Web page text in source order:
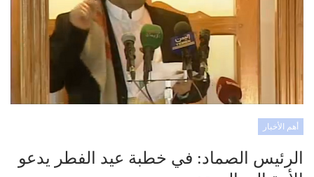
أهم الأخبار
الرئيس الصماد: في خطبة عيد الفطر يدعو